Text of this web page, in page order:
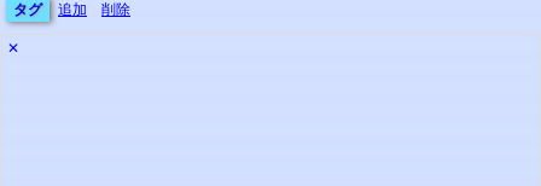
タグ 追加 削除
✕